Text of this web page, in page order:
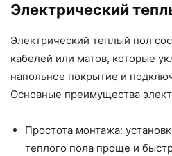
Электрический
Электрический теплый пол
кабелей или матов, которые
напольное покрытие и
Основные преимущества
Простота монтажа:
теплого пола проще и